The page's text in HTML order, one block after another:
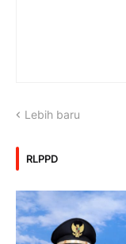
Lebih baru
RLPPD